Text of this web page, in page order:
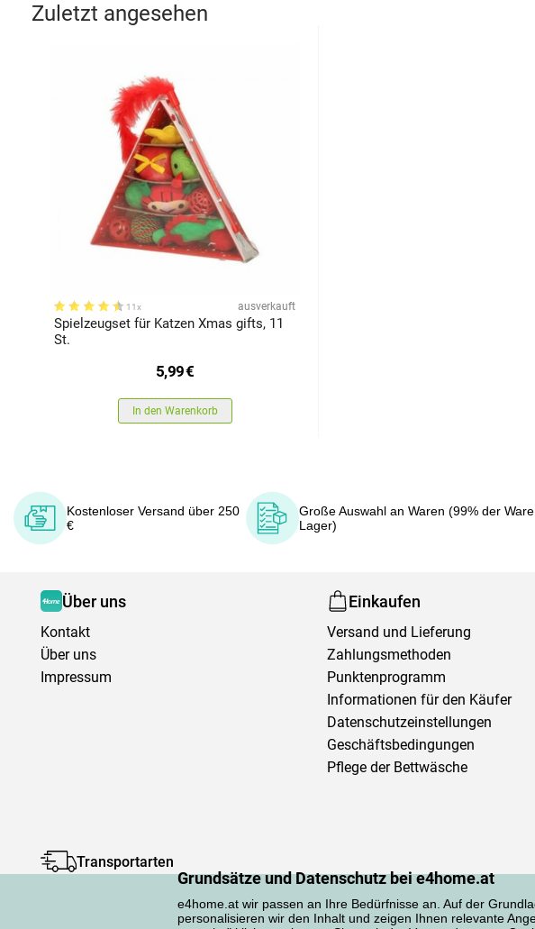
Grundsätze und Datenschutz bei e4home.at
e4home.at wir passen an Ihre Bedürfnisse an. Auf der
personalisieren wir den Inhalt und zeigen Ihnen relevante
Zuletzt angesehen
11x ausverkauft
Spielzeugset für Katzen Xmas gifts, 11
St.
5,99€
In den Warenkorb
Kostenloser Versand über 250
€
Große Auswahl an Waren (99% der
Lager)
Über uns
Kontakt
Über uns
Impressum
Einkaufen
Versand und Lieferung
Zahlungsmethoden
Punktenprogramm
Informationen für den Käufer
Datenschutzeinstellungen
Geschäftsbedingungen
Pflege der Bettwäsche
Transportarten